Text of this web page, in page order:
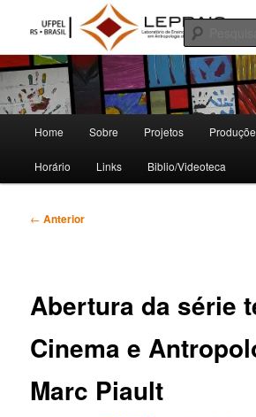
conteúdo
principalLEPPAIS
Laboratório de Ensino, Pesquisa e Produção
do Som
principal
Home Sobre Projetos
Horário Links Biblio/Videoteca
Navegação
← Anterior
Abertura da série
Cinema e
Marc Piault